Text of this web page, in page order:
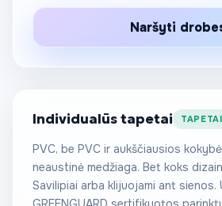
Naršyti
Individualūs tapetai TAPETAI
PVC, be PVC ir aukščiausios
neaustinė medžiaga. Bet koks
Savilipiai arba klijuojami ant